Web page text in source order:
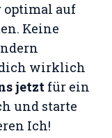
auf
Keine
dich wirklich
jetzt für ein
und starte
Ich!